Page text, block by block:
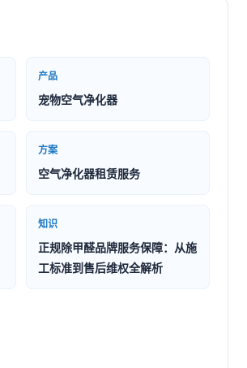
产品
宠物空气净化器
方案
空气净化器租赁服务
知识
正规除甲醛品牌服务保障：从施
工标准到售后维权全解析